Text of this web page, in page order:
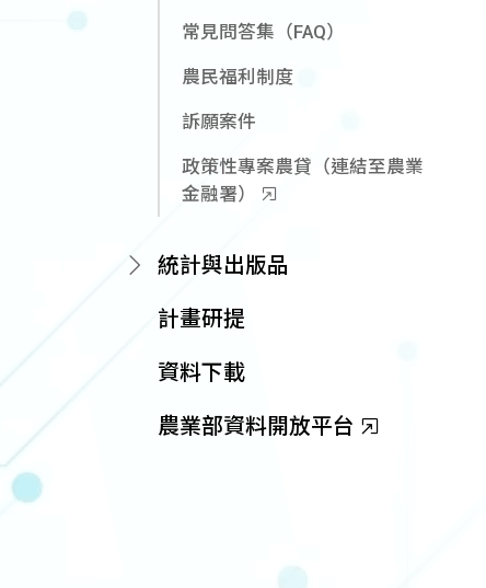
常見問答集（FAQ）
農民福利制度
訴願案件
政策性專案農貸（連結至農業
金融署）
統計與出版品
計畫研提
資料下載
農業部資料開放平台